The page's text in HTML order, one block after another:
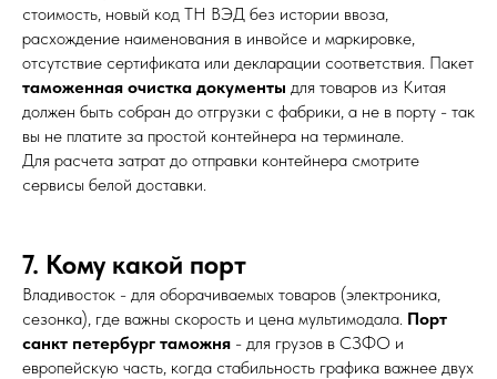
стоимость, новый код ТН ВЭД без истории ввоза,
расхождение наименования в инвойсе и маркировке,
отсутствие сертификата или декларации соответствия. Пакет
таможенная очистка документы для товаров из Китая
должен быть собран до отгрузки с фабрики, а не в порту - так
вы не платите за простой контейнера на терминале.
Для расчета затрат до отправки контейнера смотрите
сервисы белой доставки.
7. Кому какой порт
Владивосток - для оборачиваемых товаров (электроника,
сезонка), где важны скорость и цена мультимодала. Порт
санкт петербург таможня - для грузов в СЗФО и
европейскую часть, когда стабильность графика важнее двух